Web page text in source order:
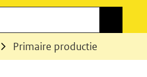
Primaire productie